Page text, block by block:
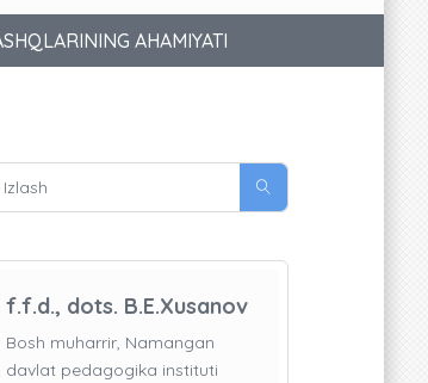
AHAMIYATI
f.f.d., dots. B.E.Xusanov
Bosh muharrir, Namangan
davlat pedagogika instituti